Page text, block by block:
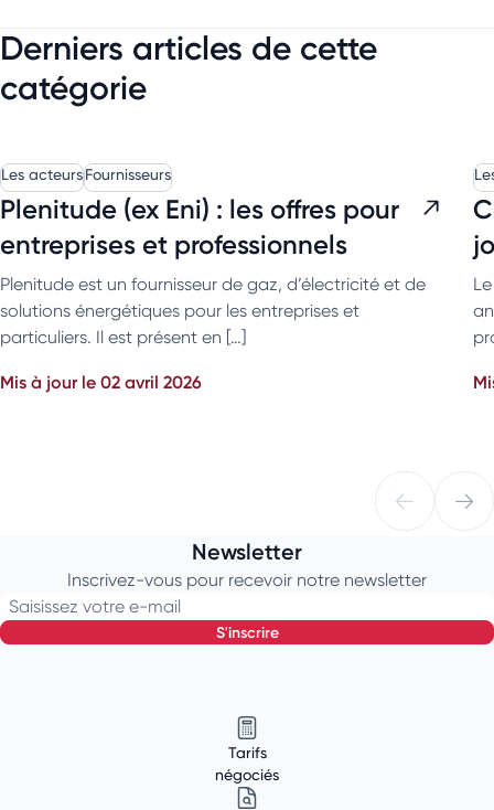
Derniers articles de cette
catégorie
Les acteursFournisseurs
Plenitude (ex Eni) : les offres pour
entreprises et professionnels
Plenitude est un fournisseur de gaz, d’électricité et de
solutions énergétiques pour les entreprises et
particuliers. Il est présent en […]
Mis à jour le 02 avril 2026
Newsletter
Inscrivez-vous pour recevoir notre newsletter
Saisissez votre e-mail
s'inscrire
Tarifs
négociés